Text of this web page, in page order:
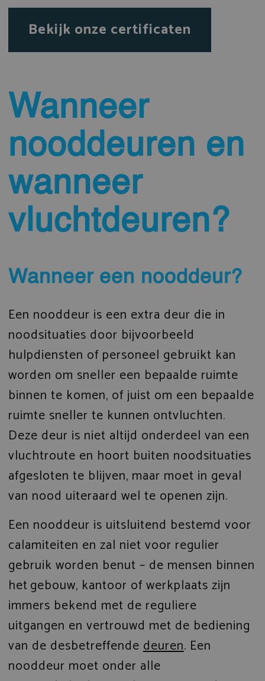
Bekijk onze certificaten
Wanneer
nooddeuren en
wanneer
vluchtdeuren?
Wanneer een nooddeur?
Een nooddeur is een extra deur die in
noodsituaties door bijvoorbeeld
hulpdiensten of personeel gebruikt kan
worden om sneller een bepaalde ruimte
binnen te komen, of juist om een bepaalde
ruimte sneller te kunnen ontvluchten.
Deze deur is niet altijd onderdeel van een
vluchtroute en hoort buiten noodsituaties
afgesloten te blijven, maar moet in geval
van nood uiteraard wel te openen zijn.
Een nooddeur is uitsluitend bestemd voor
calamiteiten en zal niet voor regulier
gebruik worden benut – de mensen binnen
het gebouw, kantoor of werkplaats zijn
immers bekend met de reguliere
uitgangen en vertrouwd met de bediening
van de desbetreffendedeuren. Een
nooddeur moet onder alle